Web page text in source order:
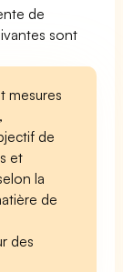
de
sont
mesures
de
et
la
de
des